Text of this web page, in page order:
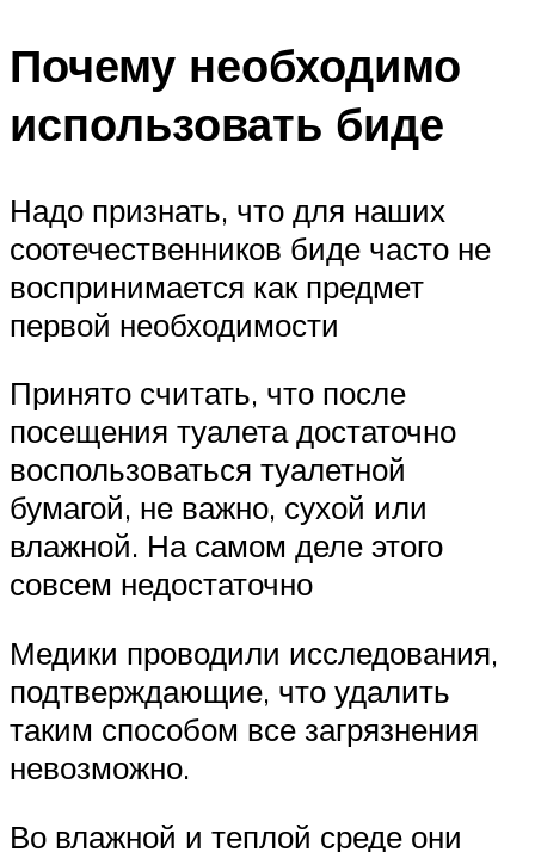
Почему необходимо
использовать биде
Надо признать, что для наших
соотечественников биде часто не
воспринимается как предмет
первой необходимости
Принято считать, что после
посещения туалета достаточно
воспользоваться туалетной
бумагой, не важно, сухой или
влажной. На самом деле этого
совсем недостаточно
Медики проводили исследования,
подтверждающие, что удалить
таким способом все загрязнения
невозможно.
Во влажной и теплой среде они